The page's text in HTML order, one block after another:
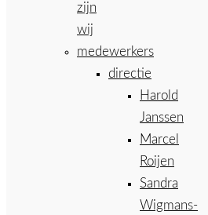
zijn
wij
medewerkers
directie
Harold
Janssen
Marcel
Roijen
Sandra
Wigmans-